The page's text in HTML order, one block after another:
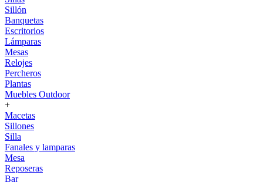
Sillón
Banquetas
Escritorios
Lámparas
Mesas
Relojes
Percheros
Plantas
Muebles Outdoor
+
Macetas
Sillones
Silla
Fanales y lamparas
Mesa
Reposeras
Bar